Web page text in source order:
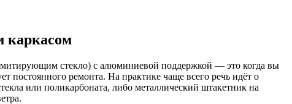
каркасом
стекло) с алюминиевой поддержкой — это когда вы
постоянного ремонта. На практике чаще всего речь идёт о
или поликарбоната, либо металлический штакетник на